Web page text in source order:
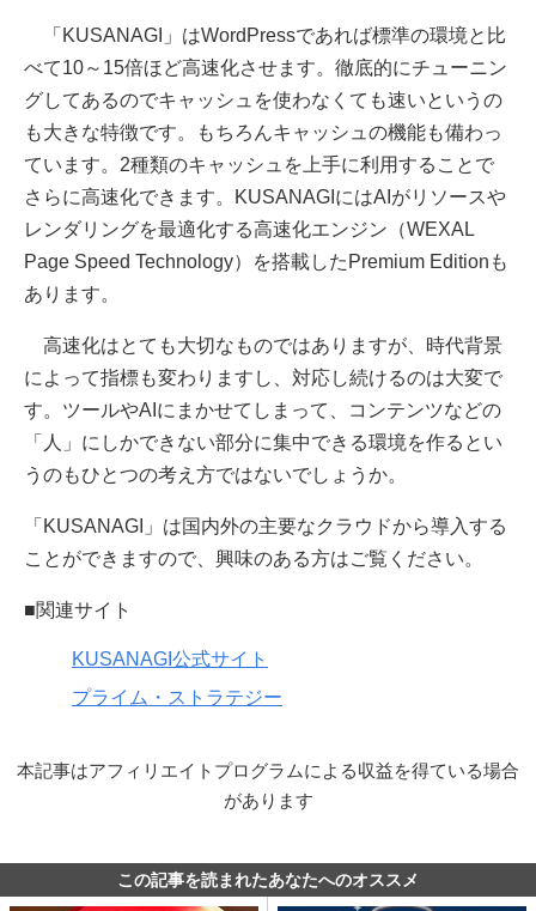
「KUSANAGI」はWordPressであれば標準の環境と比
べて10～15倍ほど高速化させます。徹底的にチューニン
グしてあるのでキャッシュを使わなくても速いというの
も大きな特徴です。もちろんキャッシュの機能も備わっ
ています。2種類のキャッシュを上手に利用することで
さらに高速化できます。KUSANAGIにはAIがリソースや
レンダリングを最適化する高速化エンジン（WEXAL
Page Speed Technology）を搭載したPremium Editionも
あります。
高速化はとても大切なものではありますが、時代背景
によって指標も変わりますし、対応し続けるのは大変で
す。ツールやAIにまかせてしまって、コンテンツなどの
「人」にしかできない部分に集中できる環境を作るとい
うのもひとつの考え方ではないでしょうか。
「KUSANAGI」は国内外の主要なクラウドから導入する
ことができますので、興味のある方はご覧ください。
■関連サイト
KUSANAGI公式サイト
プライム・ストラテジー
本記事はアフィリエイトプログラムによる収益を得ている場合
があります
この記事を読まれたあなたへのオススメ